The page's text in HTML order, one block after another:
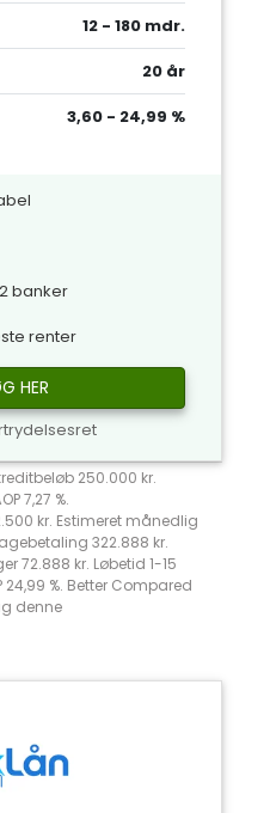
12 - 180 mdr.
20 år
3,60 - 24,99 %
banker
renter
HER
250.000 kr.
7,27 %.
kr. Estimeret månedlig
322.888 kr.
72.888 kr. Løbetid 1-15
24,99 %. Better Compared
denne